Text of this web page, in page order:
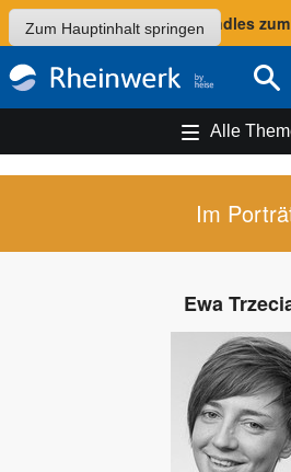
Zum Hauptinhalt springen
Sommer-Aktion: Bundles
Alle
Im
Ewa